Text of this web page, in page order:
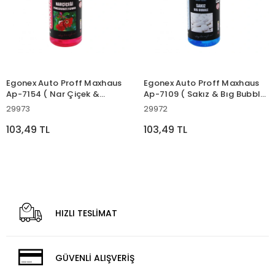
Egonex Auto Proff Maxhaus
Ap-7154 ( Nar Çiçek &
Pomegranate Flower ) Ortam
Plastik Şişe )*12=k
29973
103,49 TL
Egonex Auto Proff Maxhaus
Ap-7109 ( Sakız & Bıg Bubble
) Ortam Oda Kokusu Sprey
29972
103,49 TL
HIZLI TESLİMAT
GÜVENLİ ALIŞVERİŞ